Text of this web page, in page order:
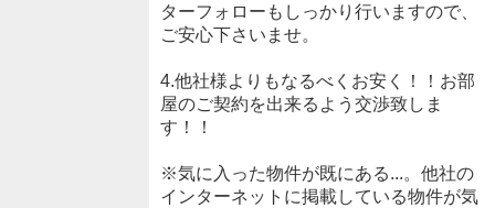
ターフォローもしっかり行いますので、
ご安心下さいませ。
4.他社様よりもなるべくお安く！！お部
屋のご契約を出来るよう交渉致しま
す！！
※気に入った物件が既にある...。他社の
インターネットに掲載している物件が気